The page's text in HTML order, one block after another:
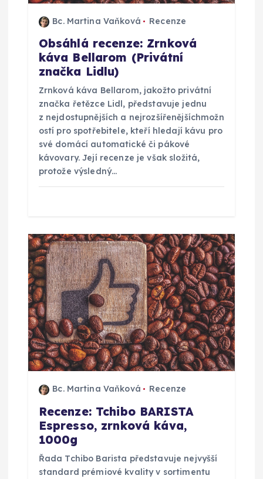
Bc. Martina Vaňková Recenze
Obsáhlá recenze: Zrnková
káva Bellarom (Privátní
značka Lidlu)
Zrnková káva Bellarom, jakožto privátní
značka řetězce Lidl, představuje jednu
z nejdostupnějších a nejrozšířenějšíchmožn
ostí pro spotřebitele, kteří hledají kávu pro
své domácí automatické či pákové
kávovary. Její recenze je však složitá,
protože výsledný…
Bc. Martina Vaňková Recenze
Recenze: Tchibo BARISTA
Espresso, zrnková káva,
1000g
Řada Tchibo Barista představuje nejvyšší
standard prémiové kvality v sortimentu